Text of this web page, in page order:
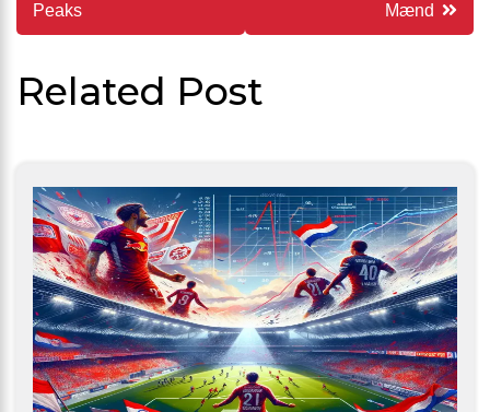
Peaks Mænd
Related Post